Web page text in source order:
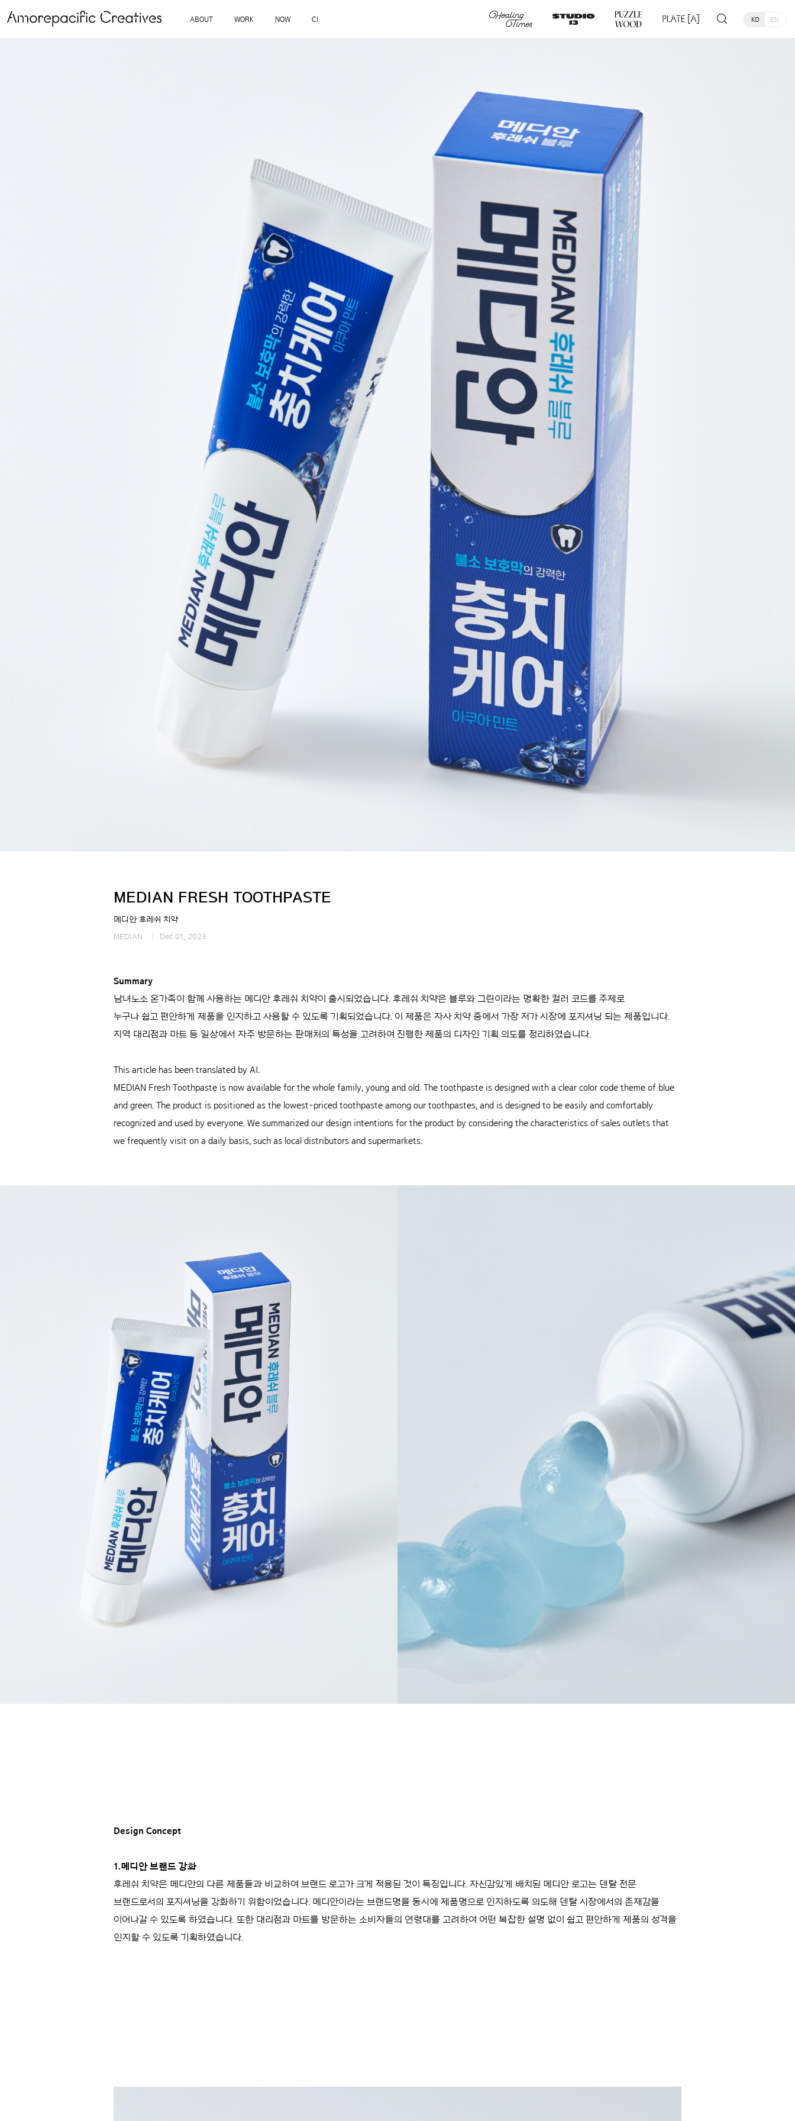
ABOUT WORK NOW CI KO EN
MEDIAN FRESH TOOTHPASTE
메디안 후레쉬 치약
MEDIAN Dec 01, 2023
Summary
남녀노소 온가족이 함께 사용하는 메디안 후레쉬 치약이 출시되었습니다. 후레쉬 치약은 블루와 그린이라는 명확한 컬러 코드를 주제로
누구나 쉽고 편안하게 제품을 인지하고 사용할 수 있도록 기획되었습니다. 이 제품은 자사 치약 중에서 가장 저가 시장에 포지셔닝 되는 제품입니다.
지역 대리점과 마트 등 일상에서 자주 방문하는 판매처의 특성을 고려하여 진행한 제품의 디자인 기획 의도를 정리하였습니다.
This article has been translated by AI.
MEDIAN Fresh Toothpaste is now available for the whole family, young and old. The toothpaste is designed with a clear color code theme of blue
and green. The product is positioned as the lowest-priced toothpaste among our toothpastes, and is designed to be easily and comfortably
recognized and used by everyone. We summarized our design intentions for the product by considering the characteristics of sales outlets that
we frequently visit on a daily basis, such as local distributors and supermarkets.
Design Concept
1.메디안 브랜드 강화
후레쉬 치약은 메디안의 다른 제품들과 비교하여 브랜드 로고가 크게 적용된 것이 특징입니다. 자신감있게 배치된 메디안 로고는 덴탈 전문
브랜드로서의 포지셔닝을 강화하기 위함이었습니다. 메디안이라는 브랜드명을 동시에 제품명으로 인지하도록 의도해 덴탈 시장에서의 존재감을
이어나갈 수 있도록 하였습니다. 또한 대리점과 마트를 방문하는 소비자들의 연령대를 고려하여 어떤 복잡한 설명 없이 쉽고 편안하게 제품의 성격을
인지할 수 있도록 기획하였습니다.